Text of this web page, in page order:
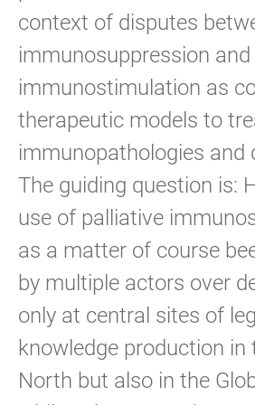
context of disputes
immunosuppression and
immunostimulation as
therapeutic models to
immunopathologies and
The guiding question is:
use of palliative
as a matter of course
by multiple actors over
only at central sites of
knowledge production in
North but also in the